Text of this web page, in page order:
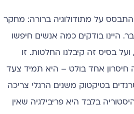
התבסס על מתודולוגיה ברורה: מחקר
היינו בודקים כמה אנשים חיפשו
בסיס זה קיבלנו החלטות. זו
אחד בולט – היא תמיד צעד
בטיקטוק משנים הרגלי צריכה
בלבד היא פריבילגיה שאין